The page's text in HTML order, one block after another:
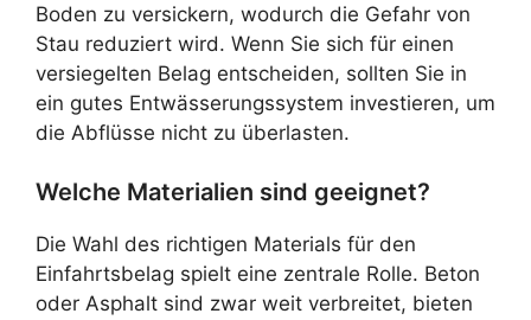
Boden zu versickern, wodurch die Gefahr von
Stau reduziert wird. Wenn Sie sich für einen
versiegelten Belag entscheiden, sollten Sie in
ein gutes Entwässerungssystem investieren, um
die Abflüsse nicht zu überlasten.
Welche Materialien sind geeignet?
Die Wahl des richtigen Materials für den
Einfahrtsbelag spielt eine zentrale Rolle. Beton
oder Asphalt sind zwar weit verbreitet, bieten